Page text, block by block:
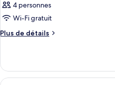
4 personnes
Wi-Fi gratuit
Plus de détails
Plus
le
type